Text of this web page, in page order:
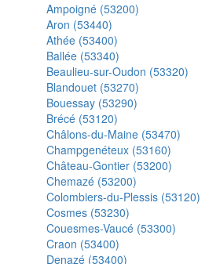
Ampoigné (53200)
Aron (53440)
Athée (53400)
Ballée (53340)
Beaulieu-sur-Oudon (53320)
Blandouet (53270)
Bouessay (53290)
Brécé (53120)
Châlons-du-Maine (53470)
Champgenéteux (53160)
Château-Gontier (53200)
Chemazé (53200)
Colombiers-du-Plessis (53120)
Cosmes (53230)
Couesmes-Vaucé (53300)
Craon (53400)
Denazé (53400)